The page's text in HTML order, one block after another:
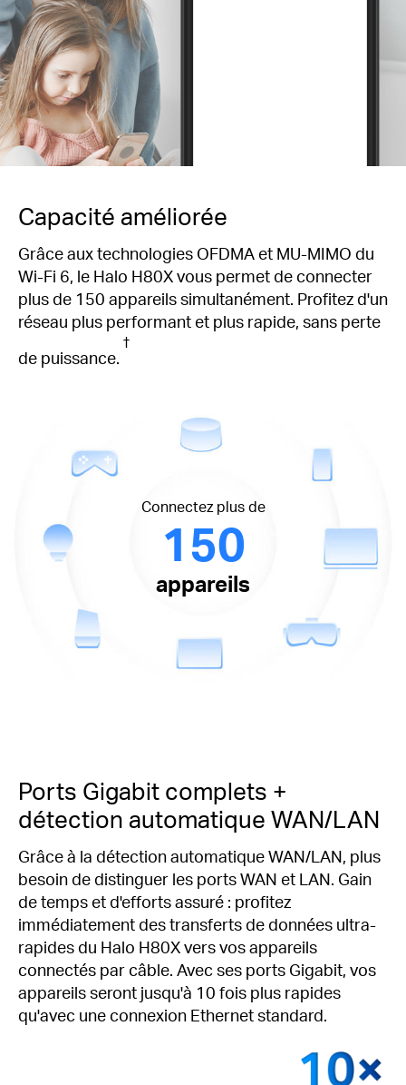
Capacité améliorée
Grâce aux technologies OFDMA et MU-MIMO du
Wi-Fi 6, le Halo H80X vous permet de connecter
plus de 150 appareils simultanément. Profitez d'un
réseau plus performant et plus rapide, sans perte
de puissance.
†
Connectez plus de
150
appareils
Ports Gigabit complets +
détection automatique WAN/LAN
Grâce à la détection automatique WAN/LAN, plus
besoin de distinguer les ports WAN et LAN. Gain
de temps et d'efforts assuré : profitez
immédiatement des transferts de données ultra-
rapides du Halo H80X vers vos appareils
connectés par câble. Avec ses ports Gigabit, vos
appareils seront jusqu'à 10 fois plus rapides
qu'avec une connexion Ethernet standard.